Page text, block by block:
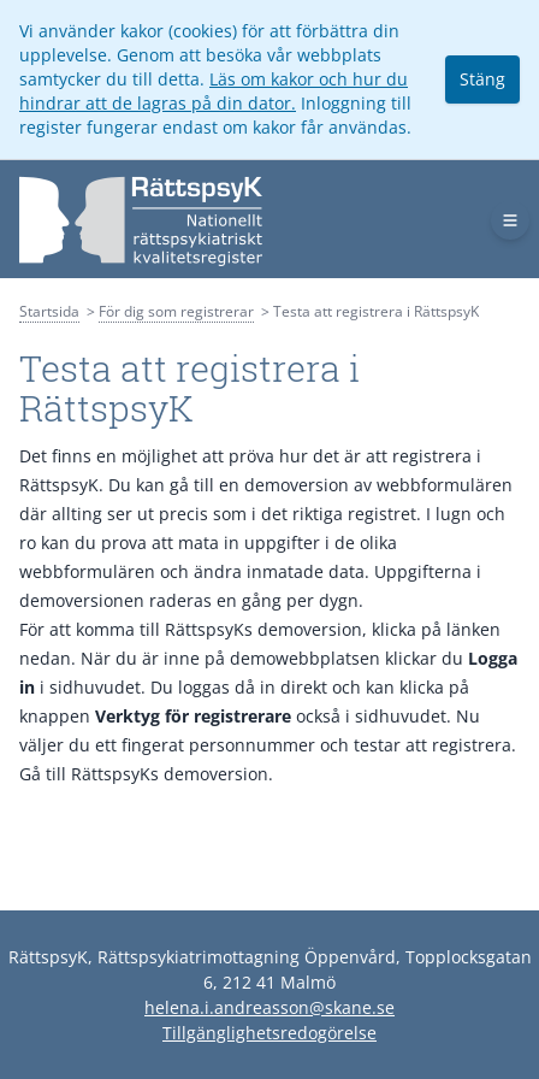
Vi använder kakor (cookies) för att förbättra din
upplevelse. Genom att besöka vår webbplats
samtycker du till detta. Läs om kakor och hur du
hindrar att de lagras på din dator. Inloggning till
register fungerar endast om kakor får användas.
Stäng
Startsida För dig som registrerar Testa att registrera i RättspsyK
Testa att registrera i
RättspsyK
Det finns en möjlighet att pröva hur det är att registrera i
RättspsyK. Du kan gå till en demoversion av webbformulären
där allting ser ut precis som i det riktiga registret. I lugn och
ro kan du prova att mata in uppgifter i de olika
webbformulären och ändra inmatade data. Uppgifterna i
demoversionen raderas en gång per dygn.
För att komma till RättspsyKs demoversion, klicka på länken
nedan. När du är inne på demowebbplatsen klickar du Logga
in i sidhuvudet. Du loggas då in direkt och kan klicka på
knappen Verktyg för registrerare också i sidhuvudet. Nu
väljer du ett fingerat personnummer och testar att registrera.
Gå till RättspsyKs demoversion.
RättspsyK, Rättspsykiatrimottagning Öppenvård, Topplocksgatan
6, 212 41 Malmö
helena.i.andreasson@skane.se
Tillgänglighetsredogörelse